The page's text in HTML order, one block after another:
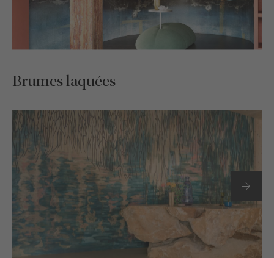
Brumes laquées